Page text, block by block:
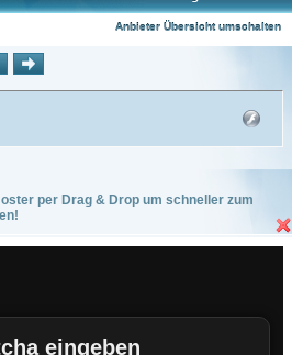
Anbieter Übersicht umschalten
per Drag & Drop um schneller zum